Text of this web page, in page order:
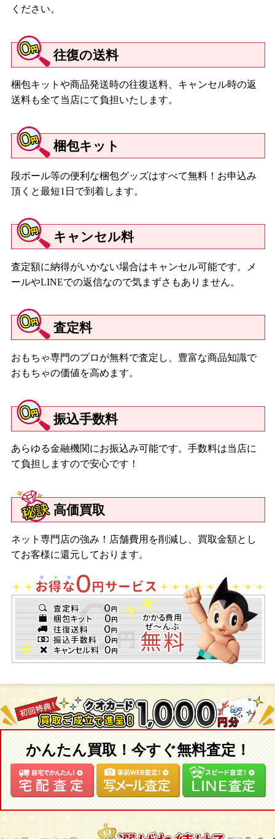
ください。
往復の送料
梱包キットや商品発送時の往復送料、キャンセル時の返
送料も全て当店にて負担いたします。
梱包キット
段ボール等の便利な梱包グッズはすべて無料！お申込み
頂くと最短1日で到着します。
キャンセル料
査定額に納得がいかない場合はキャンセル可能です。メ
ールやLINEでの返信なので気まずさもありません。
査定料
おもちゃ専門のプロが無料で査定し、豊富な商品知識で
おもちゃの価値を高めます。
振込手数料
あらゆる金融機関にお振込み可能です。手数料は当店に
て負担しますので安心です！
高価買取
ネット専門店の強み！店舗費用を削減し、買取金額とし
てお客様に還元しております。
かんたん買取！今すぐ無料査定！